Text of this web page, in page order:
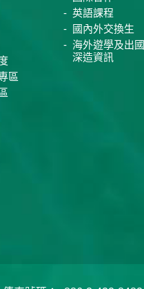
區
英語課程
國內外交換生
海外遊學及出國
深造資訊